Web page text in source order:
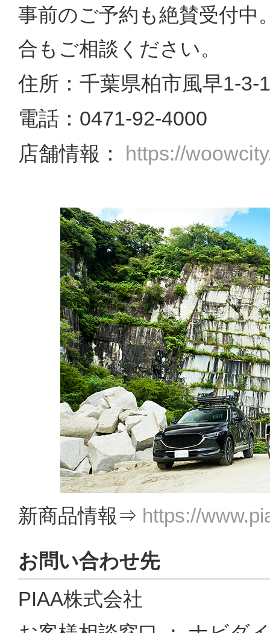
事前のご予約も絶賛受付中
合もご相談ください。
住所：千葉県柏市風早1-3-
電話：0471-92-4000
店舗情報：
https://
新商品情報⇒ https://
お問い合わせ先
PIAA株式会社